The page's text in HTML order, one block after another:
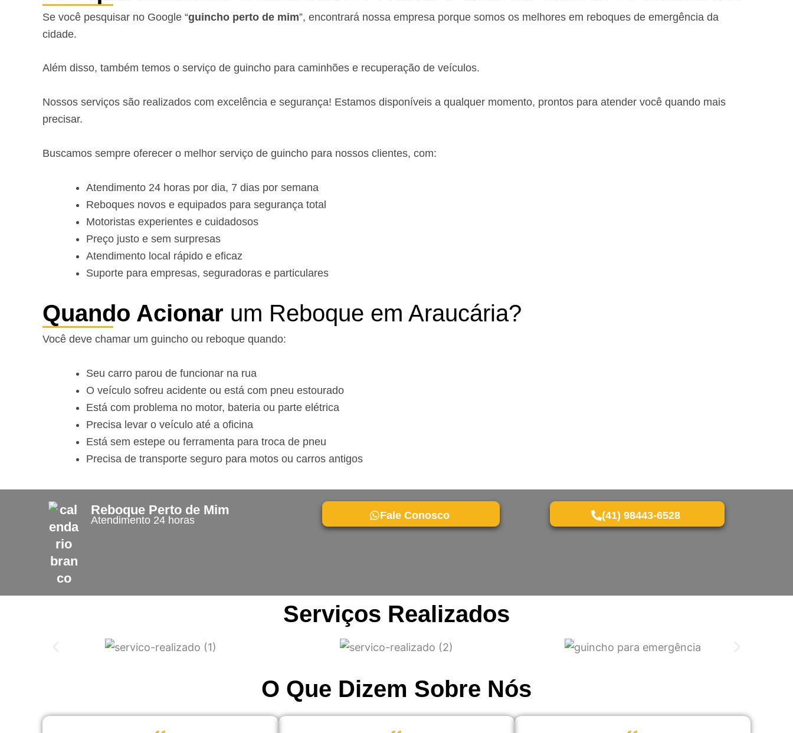
Se você pesquisar no Google “guincho perto de mim”, encontrará nossa empresa porque somos os melhores em reboques de emergência da
cidade.
Além disso, também temos o serviço de guincho para caminhões e recuperação de veículos.
Nossos serviços são realizados com excelência e segurança! Estamos disponíveis a qualquer momento, prontos para atender você quando mais
precisar.
Buscamos sempre oferecer o melhor serviço de guincho para nossos clientes, com:
Atendimento 24 horas por dia, 7 dias por semana
Reboques novos e equipados para segurança total
Motoristas experientes e cuidadosos
Preço justo e sem surpresas
Atendimento local rápido e eficaz
Suporte para empresas, seguradoras e particulares
Quando Acionar um Reboque em Araucária?
Você deve chamar um guincho ou reboque quando:
Seu carro parou de funcionar na rua
O veículo sofreu acidente ou está com pneu estourado
Está com problema no motor, bateria ou parte elétrica
Precisa levar o veículo até a oficina
Está sem estepe ou ferramenta para troca de pneu
Precisa de transporte seguro para motos ou carros antigos
Reboque Perto de Mim
Atendimento 24 horas Fale Conosco (41) 98443-6528
Serviços Realizados
O Que Dizem Sobre Nós